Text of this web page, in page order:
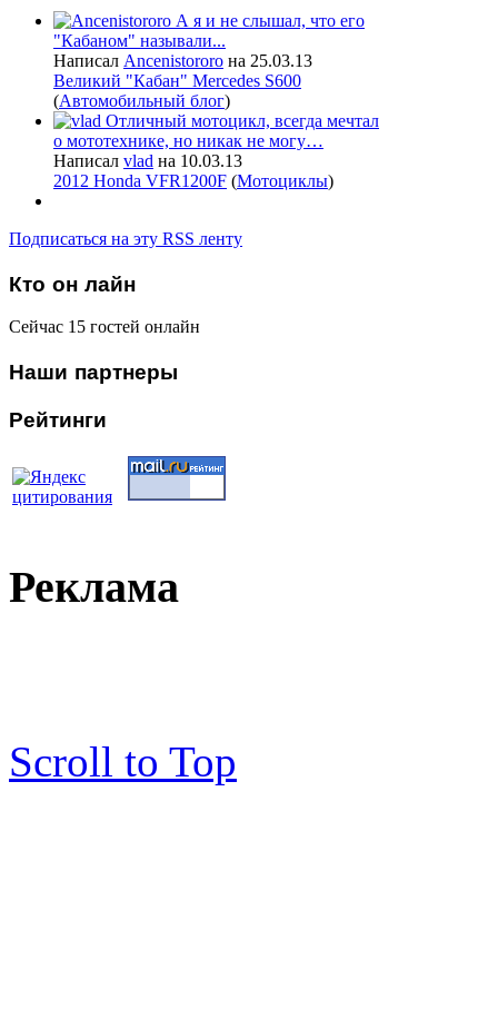
А я и не слышал, что его
"Кабаном" называли...
Написал Ancenistororo на 25.03.13
Великий "Кабан" Mercedes S600
(Автомобильный блог)
Отличный мотоцикл, всегда мечтал
о мототехнике, но никак не могу…
Написал vlad на 10.03.13
2012 Honda VFR1200F (Мотоциклы)
Подписаться на эту RSS ленту
Кто он лайн
Сейчас 15 гостей онлайн
Наши партнеры
Рейтинги
Реклама
Scroll to Top